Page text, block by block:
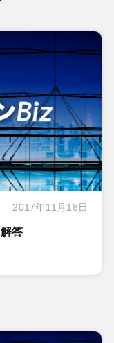
2017年11月18日
答